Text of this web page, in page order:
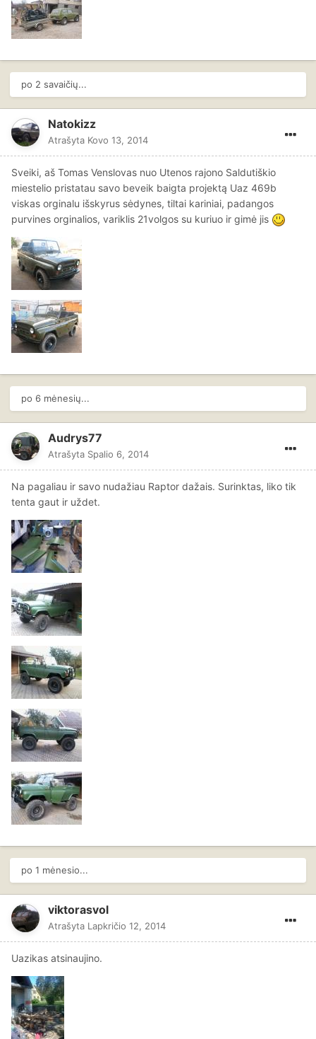
po 2 savaičių...
Natokizz
Atrašyta Kovo 13, 2014
Sveiki, aš Tomas Venslovas nuo Utenos rajono Saldutiškio
miestelio pristatau savo beveik baigta projektą Uaz 469b
viskas orginalu išskyrus sėdynes, tiltai kariniai, padangos
purvines orginalios, variklis 21volgos su kuriuo ir gimė jis
po 6 mėnesių...
Audrys77
Atrašyta Spalio 6, 2014
Na pagaliau ir savo nudažiau Raptor dažais. Surinktas, liko tik
tenta gaut ir uždet.
po 1 mėnesio...
viktorasvol
Atrašyta Lapkričio 12, 2014
Uazikas atsinaujino.